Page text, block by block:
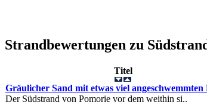
Strandbewertungen zu
Titel
Gräulicher Sand mit etwas viel
Der Südstrand von Pomorie vor dem weithin si..